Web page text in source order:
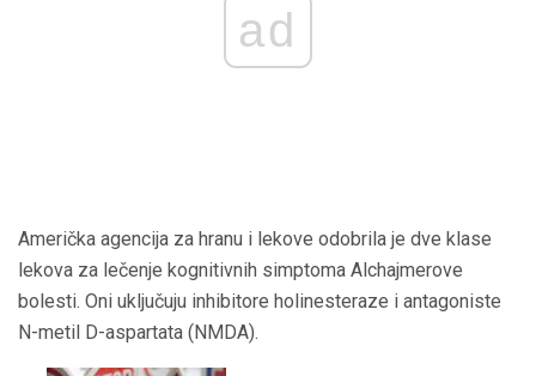
ad
Američka agencija za hranu i lekove odobrila je dve klase
lekova za lečenje kognitivnih simptoma Alchajmerove
bolesti. Oni uključuju inhibitore holinesteraze i antagoniste
N-metil D-aspartata (NMDA).